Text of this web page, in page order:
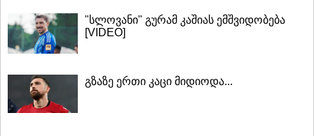
"სლოვანი" გურამ კაშიას ემშვიდობება
[VIDEO]
გზაზე ერთი კაცი მიდიოდა...